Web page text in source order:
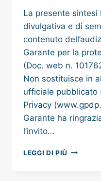
La presente sintesi
divulgativa e di
contenuto
Garante per la
(Doc. web n.
Non sostituisce in
ufficiale pubblicato
Privacy
Garante ha
l’invito…
LEGGI DI PIÙ TUTELA